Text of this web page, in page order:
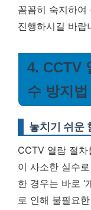
꼼꼼히 숙지하여
진행하시길 바랍
4. CCTV
수 방지법
놓치기 쉬운
CCTV 열람 절
이 사소한 실수
한 경우는 바로 ‘
로 인해 불필요